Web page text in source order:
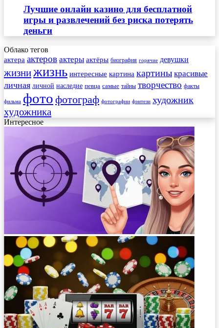
Лучшие онлайн казино для бесплатной
игры и развлечений без риска потерять
деньги
Облако тегов
актера актеров актеры актёры биография горячие девушки
жизнижизнь интересные картина картины красивые
личная личной наследие певца самые тайны творчество факты
фильма фото фотограф фотографии фэнтези художник
художника
Интересное